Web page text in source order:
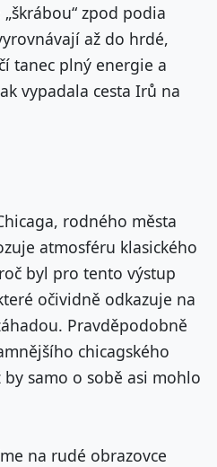
zpod podia
až do hrdé,
tanec plný energie a
vypadala cesta Irů na
rodného města
atmosféru klasického
byl pro tento výstup
očividně odkazuje na
Pravděpodobně
chicagského
samo o sobě asi mohlo
na rudé obrazovce